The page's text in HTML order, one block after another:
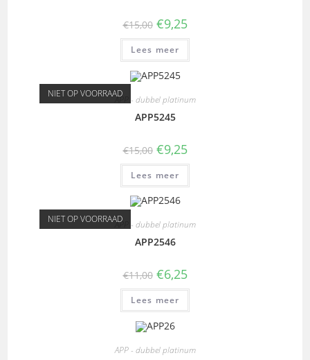
€15,00 €9,25
Lees meer
NIET OP VOORRAADAPP - dubbel platinum
APP5245
€15,00 €9,25
Lees meer
NIET OP VOORRAADAPP - dubbel platinum
APP2546
€11,00 €6,25
Lees meer
APP - dubbel platinum